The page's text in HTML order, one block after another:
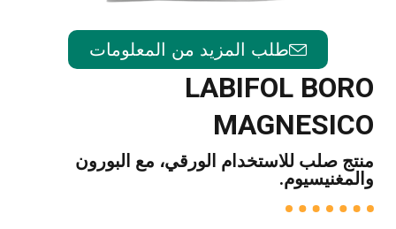
طلب المزيد من المعلومات
LABIFOL BORO
MAGNESICO
منتج صلب للاستخدام الورقي، مع البورون
والمغنيسيوم.